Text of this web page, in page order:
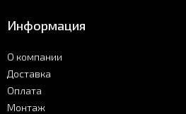
Информация
О компании
Доставка
Оплата
Монтаж